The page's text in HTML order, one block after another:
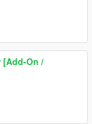
[Add-On /